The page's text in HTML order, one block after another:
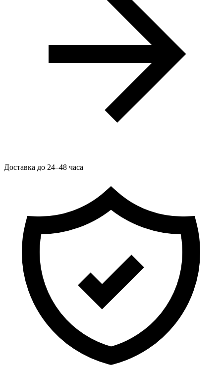
Доставка до 24–48 часа